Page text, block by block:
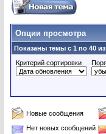
Опции просмотра
Показаны темы с 1 по 40 из
Критерий сортировки
Новые сообщения
Нет новых сообщений